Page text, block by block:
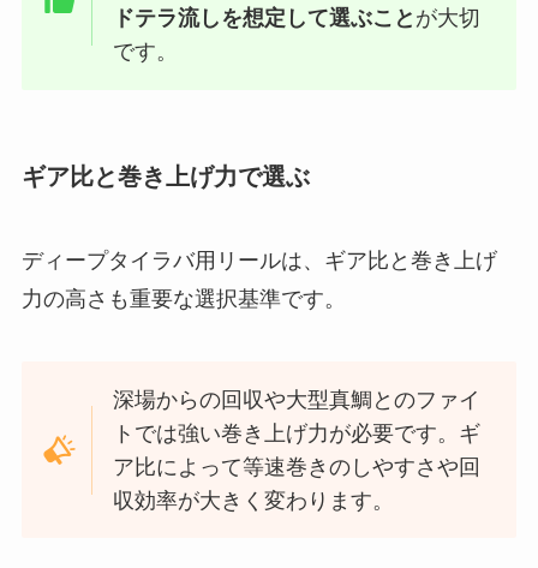
ドテラ流しを想定して選ぶこと が大切
です。
ギア比と巻き上げ力で選ぶ
ディープタイラバ用リールは、ギア比と巻き上げ
力の高さも重要な選択基準です。
深場からの回収や大型真鯛とのファイ
トでは強い巻き上げ力が必要です。ギ
ア比によって等速巻きのしやすさや回
収効率が大きく変わります。